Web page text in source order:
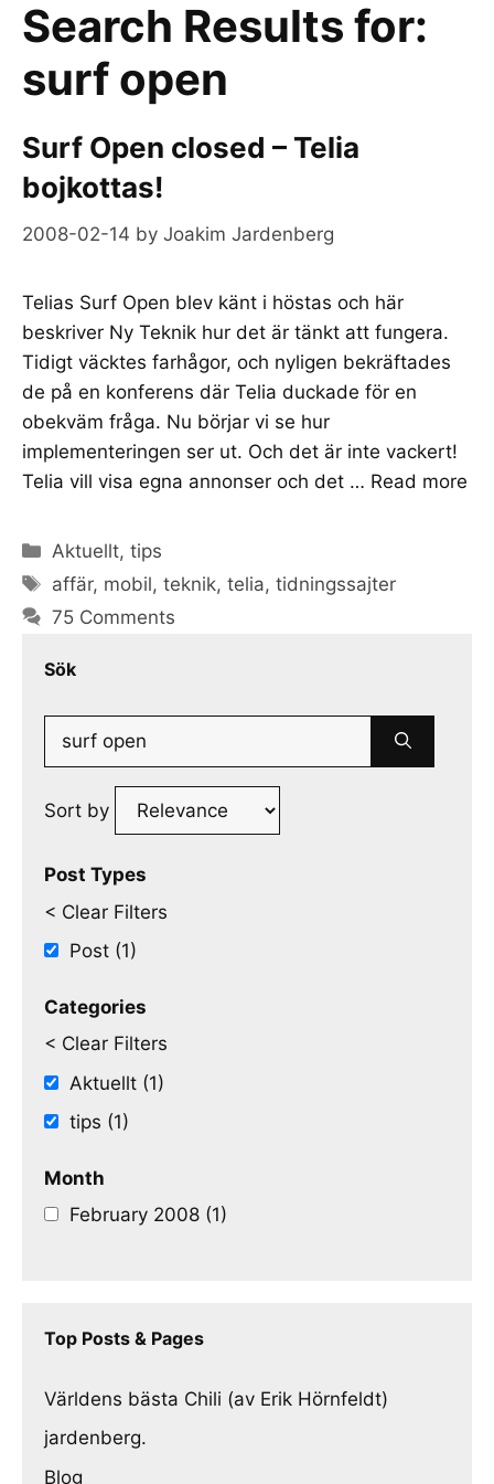
Search Results for:
surf open
Surf Open closed – Telia
bojkottas!
2008-02-14 by Joakim Jardenberg
Telias Surf Open blev känt i höstas och här
beskriver Ny Teknik hur det är tänkt att fungera.
Tidigt väcktes farhågor, och nyligen bekräftades
de på en konferens där Telia duckade för en
obekväm fråga. Nu börjar vi se hur
implementeringen ser ut. Och det är inte vackert!
Telia vill visa egna annonser och det … Read more
Categories
Aktuellt,tips
Tags
affär, mobil,teknik,telia,tidningssajter
75 Comments
Sök
Search
Sort by
Post Types
< Clear Filters
Post (1)
Categories
< Clear Filters
Aktuellt (1)
tips (1)
Month
February 2008 (1)
Top Posts & Pages
Världens bästa Chili (av Erik Hörnfeldt)
jardenberg.
Blog